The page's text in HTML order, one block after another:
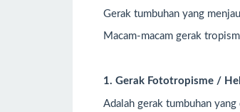
Gerak tumbuhan yang
Macam-macam gerak
1. Gerak Fototropisme /
Adalah gerak tumbuhan